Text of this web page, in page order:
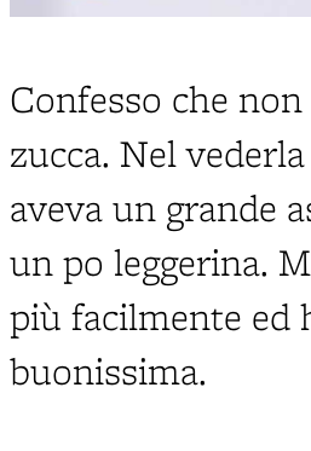
Confesso che
zucca. Nel
aveva un grande
un po leggerina.
più facilmente ed
buonissima.